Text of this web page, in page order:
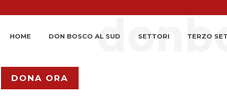
HOME DON BOSCO AL SUD SETTORI TERZO
DONA ORA